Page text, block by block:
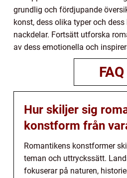
grundlig och fördjupande
konst, dess olika typer och
nackdelar. Fortsätt utforska
av dess emotionella och
FAQ
Hur skiljer sig
konstform från
Romantikens konstformer
teman och uttryckssätt.
fokuserar på naturen,